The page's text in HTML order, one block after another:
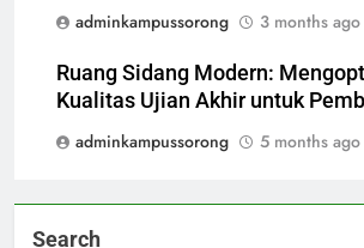
adminkampussorong
3 months ago
Ruang Sidang Modern:
Kualitas Ujian Akhir untuk
adminkampussorong
5 months ago
Search